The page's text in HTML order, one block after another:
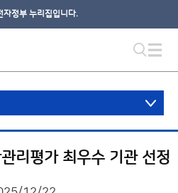
자정부 누리집입니다.
리평가 최우수 기관 선정